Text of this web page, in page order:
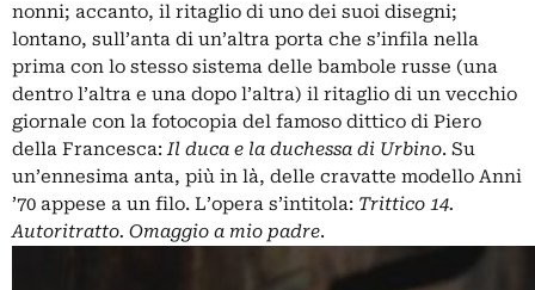
nonni; accanto, il ritaglio di uno dei suoi disegni;
lontano, sull’anta di un’altra porta che s’infila nella
prima con lo stesso sistema delle bambole russe (una
dentro l’altra e una dopo l’altra) il ritaglio di un vecchio
giornale con la fotocopia del famoso dittico di Piero
della Francesca:Il duca e la duchessa di Urbino. Su
un’ennesima anta, più in là, delle cravatte modello Anni
’70 appese a un filo. L’opera s’intitola: Trittico 14.
Autoritratto. Omaggio a mio padre.